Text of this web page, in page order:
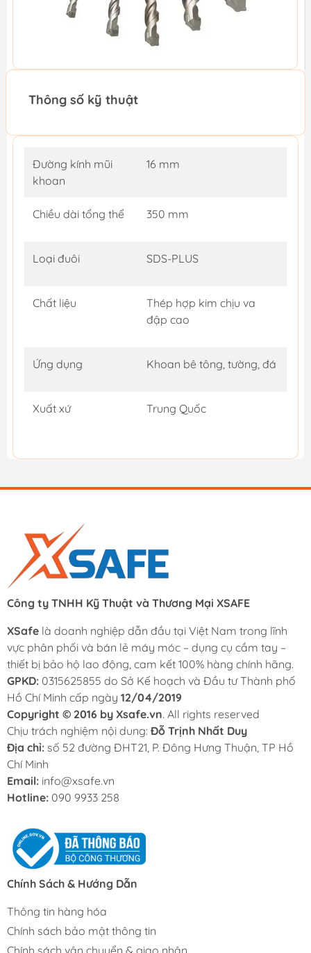
Thông số kỹ thuật
Đường kính mũi
khoan
16 mm
Chiều dài tổng thể 350 mm
Loại đuôi SDS-PLUS
Chất liệu
Thép hợp kim chịu va
đập cao
Ứng dụng Khoan bê tông, tường, đá
Xuất xứ Trung Quốc
Công ty TNHH Kỹ Thuật và Thương Mại XSAFE
XSafe là doanh nghiệp dẫn đầu tại Việt Nam trong lĩnh
vực phân phối và bán lẻ máy móc – dụng cụ cầm tay –
thiết bị bảo hộ lao động, cam kết 100% hàng chính hãng.
GPKD: 0315625855 do Sở Kế hoạch và Đầu tư Thành phố
Hồ Chí Minh cấp ngày 12/04/2019
Copyright © 2016 by Xsafe.vn. All rights reserved
Chịu trách nghiệm nội dung: Đỗ Trịnh Nhất Duy
Địa chỉ: số 52 đường ĐHT21, P. Đông Hưng Thuận, TP Hồ
Chí Minh
Email: info@xsafe.vn
Hotline: 090 9933 258
Chính Sách & Hướng Dẫn
Thông tin hàng hóa
Chính sách bảo mật thông tin
Chính sách vận chuyển & giao nhận